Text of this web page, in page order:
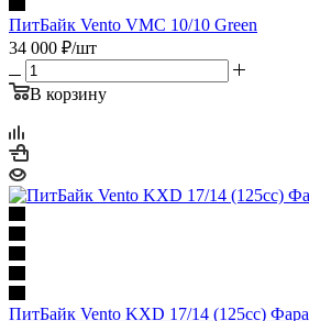
ПитБайк Vento VMC 10/10 Green
34 000 ₽/шт
В корзину
ПитБайк Vento KXD 17/14 (125cc) Фара